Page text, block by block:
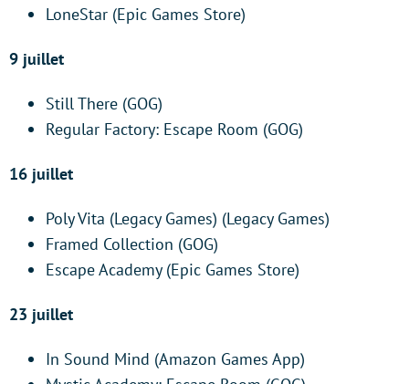
LoneStar (Epic Games Store)
9 juillet
Still There (GOG)
Regular Factory: Escape Room (GOG)
16 juillet
Poly Vita (Legacy Games) (Legacy Games)
Framed Collection (GOG)
Escape Academy (Epic Games Store)
23 juillet
In Sound Mind (Amazon Games App)